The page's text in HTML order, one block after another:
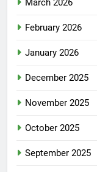
March 2026
February 2026
January 2026
December 2025
November 2025
October 2025
September 2025